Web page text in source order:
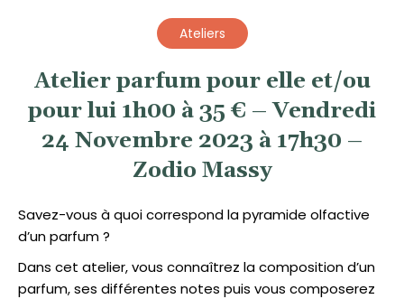
Ateliers
Atelier parfum pour elle et/ou
pour lui 1h00 à 35 € – Vendredi
24 Novembre 2023 à 17h30 –
Zodio Massy
Savez-vous à quoi correspond la pyramide olfactive
d’un parfum ?
Dans cet atelier, vous connaîtrez la composition d’un
parfum, ses différentes notes puis vous composerez